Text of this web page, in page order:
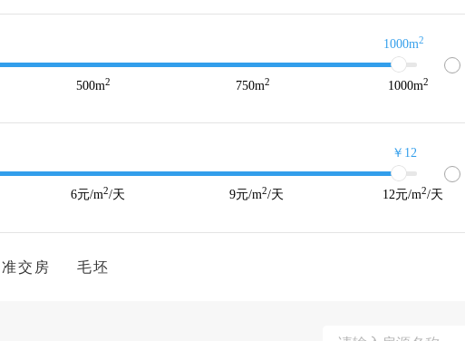
1000m2
500m2 750m2 1000m2
￥12
6元/m2/天 9元/m2/天 12元/m2/天
交房 毛坯